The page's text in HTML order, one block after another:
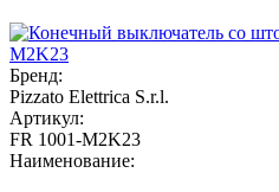
Бренд:
Pizzato Elettrica S.r.l.
Артикул:
FR 1001-M2K23
Наименование: